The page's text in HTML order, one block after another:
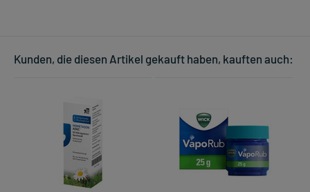
Kunden, die diesen Artikel gekauft haben, kauften auch: